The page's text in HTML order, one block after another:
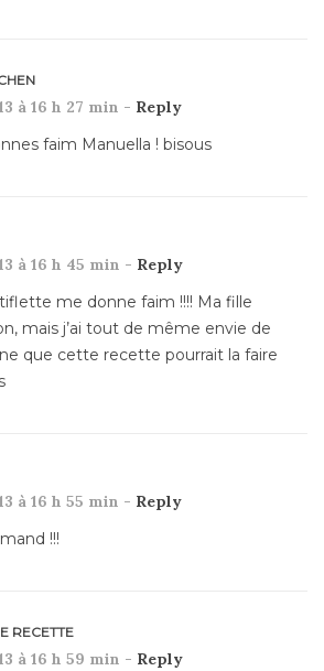
à 16 h 27 min - Reply
faim Manuella ! bisous
à 16 h 45 min - Reply
me donne faim !!!! Ma fille
mais j’ai tout de même envie de
que cette recette pourrait la faire
à 16 h 55 min - Reply
!!!
RECETTE
à 16 h 59 min - Reply